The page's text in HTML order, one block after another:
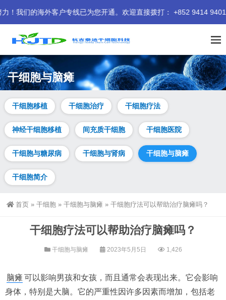
们的海外客户专线已为您开通。欢迎直接拨打： +852 9414 9401 我
干细胞与脑瘫
干细胞移植 干细胞治疗 干细胞疗法
神经干细胞移植 间充质干细胞 干细胞医院
干细胞与糖尿病 干细胞与肾病 干细胞与脑瘫
干细胞简介
首页 » 干细胞 » 干细胞与脑瘫 » 干细胞疗法可以帮助治疗脑瘫吗？
干细胞疗法可以帮助治疗脑瘫吗？
干细胞与脑瘫 2023年5月5日 1,426
脑瘫 可以影响男孩和女孩，而且通常会表现出来。它会影响
身体，特别是大脑。它的严重性因许多因素而增加，包括老